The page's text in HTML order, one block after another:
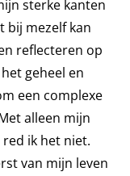
sterke kanten
bij mezelf kan
reflecteren op
geheel en
een complexe
alleen mijn
ik het niet.
van mijn leven